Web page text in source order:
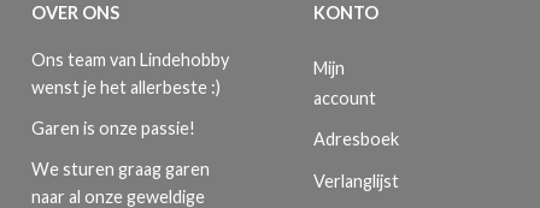
OVER ONS
Ons team van Lindehobby
wenst je het allerbeste :)
Garen is onze passie!
We sturen graag garen
naar al onze geweldige
KONTO
Mijn
account
Adresboek
Verlanglijst